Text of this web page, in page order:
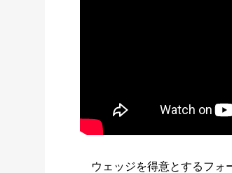
ウェッジを得意とするフォ